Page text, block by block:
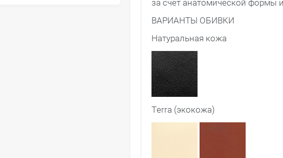
за счет анатомической формы
ВАРИАНТЫ ОБИВКИ
Натуральная кожа
Terra (экокожа)